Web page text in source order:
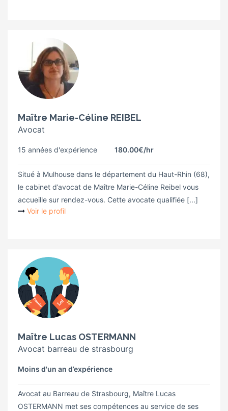
Maître Marie-Céline REIBEL
Avocat
15 années d'expérience 180.00€/hr
Situé à Mulhouse dans le département du Haut-Rhin (68),
le cabinet d’avocat de Maître Marie-Céline Reibel vous
accueille sur rendez-vous. Cette avocate qualifiée [...]
Voir le profil
Maître Lucas OSTERMANN
Avocat barreau de strasbourg
Moins d'un an d’expérience
Avocat au Barreau de Strasbourg, Maître Lucas
OSTERMANN met ses compétences au service de ses